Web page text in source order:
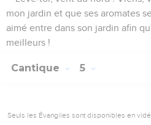
mon jardin et que ses aromates
aimé entre dans son jardin afin
meilleurs !
Cantique 5
Seuls les Évangiles sont disponibles en